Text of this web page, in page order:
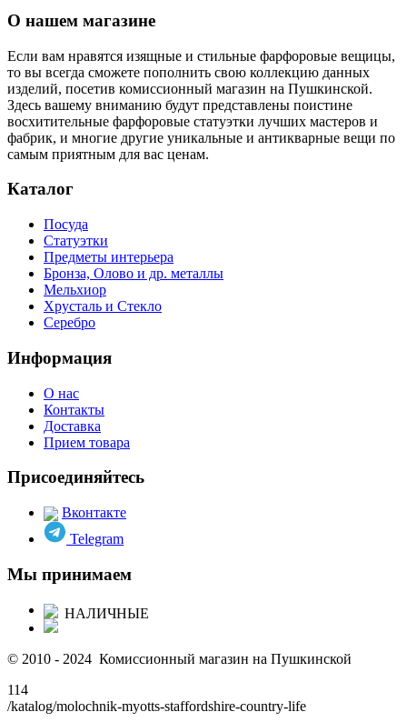
О нашем магазине
Если вам нравятся изящные и стильные фарфоровые вещицы,
то вы всегда сможете пополнить свою коллекцию данных
изделий, посетив комиссионный магазин на Пушкинской.
Здесь вашему вниманию будут представлены поистине
восхитительные фарфоровые статуэтки лучших мастеров и
фабрик, и многие другие уникальные и антикварные вещи по
самым приятным для вас ценам.
Каталог
Посуда
Статуэтки
Предметы интерьера
Бронза, Олово и др. металлы
Мельхиор
Хрусталь и Стекло
Серебро
Информация
О нас
Контакты
Доставка
Прием товара
Присоединяйтесь
Вконтакте
Telegram
Мы принимаем
НАЛИЧНЫЕ
© 2010 - 2024 Комиссионный магазин на Пушкинской
114
/katalog/molochnik-myotts-staffordshire-country-life